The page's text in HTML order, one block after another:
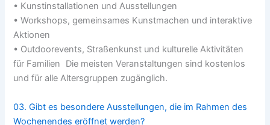
• Kunstinstallationen und Ausstellungen
• Workshops, gemeinsames Kunstmachen und interaktive
Aktionen
• Outdoorevents, Straßenkunst und kulturelle Aktivitäten
für Familien Die meisten Veranstaltungen sind kostenlos
und für alle Altersgruppen zugänglich.
03. Gibt es besondere Ausstellungen, die im Rahmen des
Wochenendes eröffnet werden?